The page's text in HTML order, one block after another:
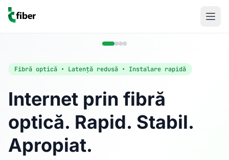
Fibră optică • Latență redusă • Instalare rapidă
Internet prin fibră
optică. Rapid. Stabil.
Apropiat.
Acasă
Internet Rezidențial
Fibră optică până la 1 Gbps, direct în casa ta.